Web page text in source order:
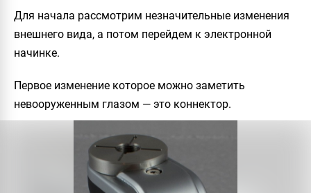
Для начала рассмотрим незначительные изменения
внешнего вида, а потом перейдем к электронной
начинке.
Первое изменение которое можно заметить
невооруженным глазом — это коннектор.